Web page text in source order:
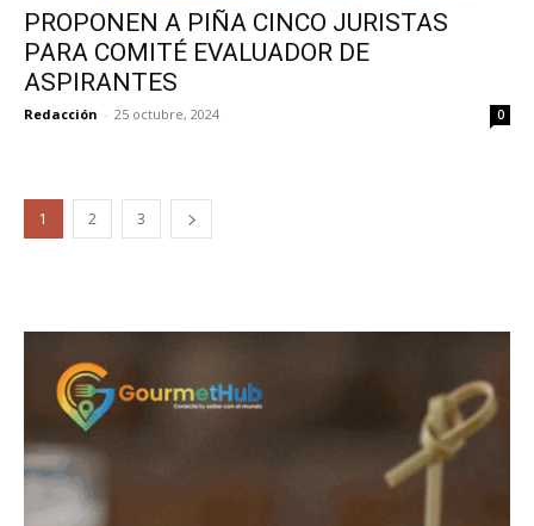
PROPONEN A PIÑA CINCO JURISTAS
PARA COMITÉ EVALUADOR DE
ASPIRANTES
Redacción - 25 octubre, 2024 0
1 2 3